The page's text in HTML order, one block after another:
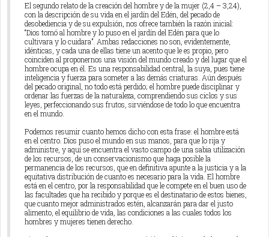
El segundo relato de la creación del hombre y de la mujer (2,4 – 3,24),
con la descripción de su vida en el jardín del Edén, del pecado de
desobediencia y de su expulsión, nos ofrece también la razón inicial:
“Dios tomó al hombre y lo puso en el jardín del Edén para que lo
cultivara y lo cuidara”. Ambas redacciones no son, evidentemente,
idénticas, y cada una de ellas tiene un acento que le es propio, pero
coinciden al proponernos una visión del mundo creado y del lugar que el
hombre ocupa en él. Es una responsabilidad central, la suya, pues tiene
inteligencia y fuerza para someter a las demás criaturas. Aún después
del pecado original, no todo está perdido; el hombre puede disciplinar y
ordenar las fuerzas de la naturaleza, comprendiendo sus ciclos y sus
leyes, perfeccionando sus frutos, sirviéndose de todo lo que encuentra
en el mundo.
Podemos resumir cuanto hemos dicho con esta frase: el hombre está
en el centro. Dios puso el mundo en sus manos, para que lo rija y
administre, y aquí se encuentra el vasto campo de una sabia utilización
de los recursos, de un conservacionismo que haga posible la
permanencia de los recursos, que en definitiva apunte a la justicia y a la
equitativa distribución de cuanto es necesario para la vida. El hombre
está en el centro, por la responsabilidad que le compete en el buen uso de
las facultades que ha recibido y porque es el destinatario de estos bienes,
que cuanto mejor administrados estén, alcanzarán para dar el justo
alimento, el equilibrio de vida, las condiciones a las cuales todos los
hombres y mujeres tienen derecho.